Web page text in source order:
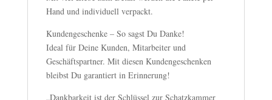
Hand und individuell verpackt.
Kundengeschenke – So sagst Du Danke!
Ideal für Deine Kunden, Mitarbeiter und
Geschäftspartner. Mit diesen Kundengeschenken
bleibst Du garantiert in Erinnerung!
„Dankbarkeit ist der Schlüssel zur Schatzkammer